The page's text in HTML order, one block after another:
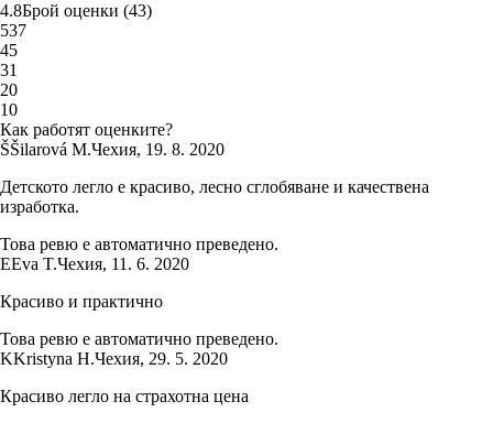
4.8Брой оценки (43)
537
45
31
20
10
Как работят оценките?
ŠŠilarová M.Чехия, 19. 8. 2020
Детското легло е красиво, лесно сглобяване и качествена
изработка.
Това ревю е автоматично преведено.
EEva T.Чехия, 11. 6. 2020
Красиво и практично
Това ревю е автоматично преведено.
KKristyna H.Чехия, 29. 5. 2020
Красиво легло на страхотна цена